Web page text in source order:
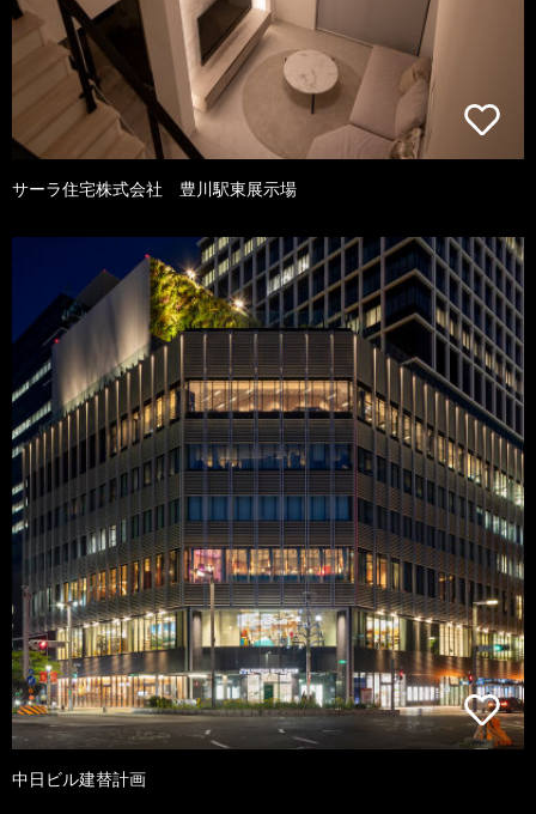
サーラ住宅株式会社 豊川駅東展示場
中日ビル建替計画